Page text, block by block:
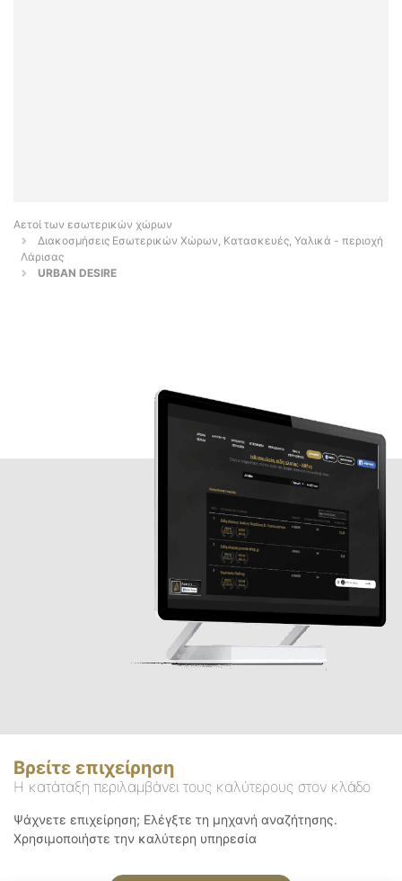
Αετοί των εσωτερικών χώρων
Διακοσμήσεις Εσωτερικών Χώρων, Κατασκευές, Υαλικά - περιοχή
Λάρισας
URBAN DESIRE
Βρείτε επιχείρηση
Η κατάταξη περιλαμβάνει τους καλύτερους στον κλάδο
Ψάχνετε επιχείρηση; Ελέγξτε τη μηχανή αναζήτησης.
Χρησιμοποιήστε την καλύτερη υπηρεσία